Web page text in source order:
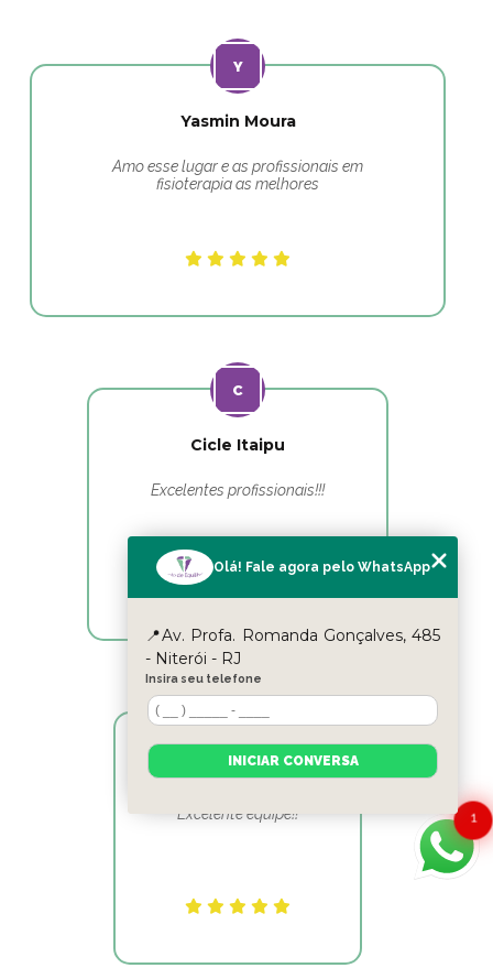
Yasmin Moura
Amo esse lugar e as profissionais em
fisioterapia as melhores
Cicle Itaipu
Excelentes profissionais!!!
Reyslane Fernandes
Excelente equipe!! 1
Olá! Fale agora pelo WhatsApp
📍Av. Profa. Romanda Gonçalves, 485
- Niterói - RJ
Insira seu telefone
INICIAR CONVERSA